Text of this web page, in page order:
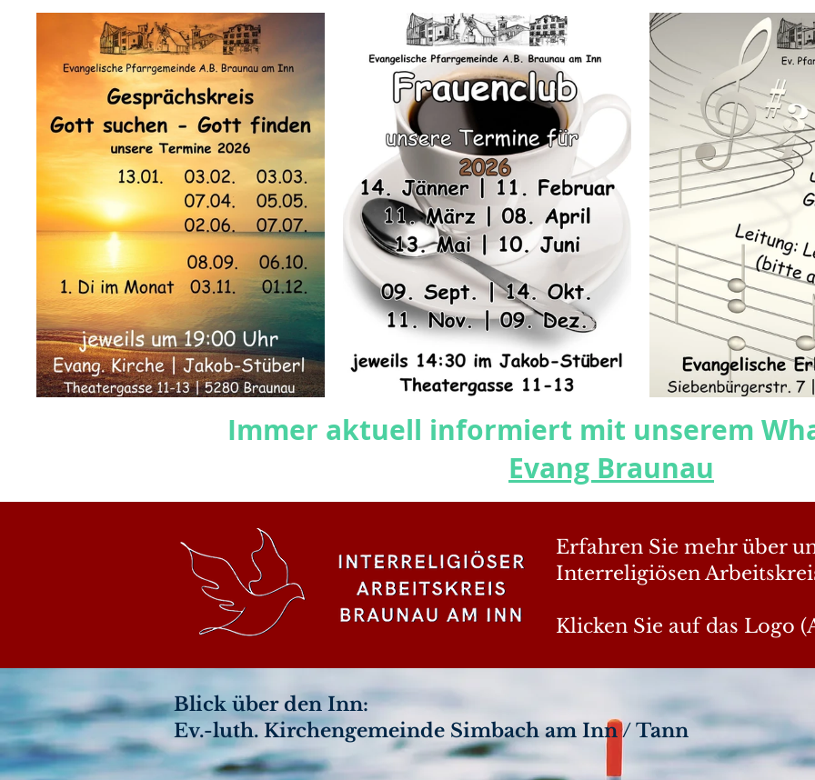
Immer aktuell informiert mit unserem
Evang Braunau
Erfahren Sie mehr über
Interreligiösen
Klicken Sie auf das Logo
Blick über den Inn:
Ev.-luth. Kirchengemeinde Simbach am Inn / Tann